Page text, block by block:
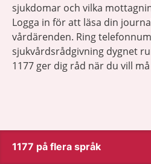
sjukdomar och vilka
Logga in för att läsa din
vårdärenden. Ring
sjukvårdsrådgivning dygnet
1177 ger dig råd när du vill
1177 på flera språk